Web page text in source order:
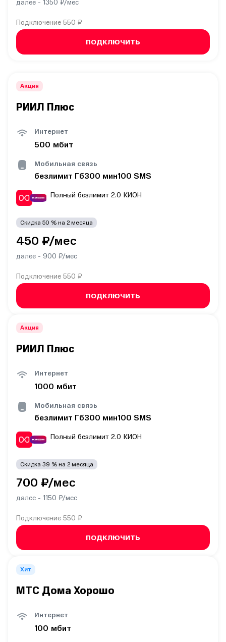
далее - 1350 ₽/мес
Подключение 550 ₽
ПОДКЛЮЧИТЬ
Акция
РИИЛ Плюс
Интернет
500 мбит
Мобильная связь
безлимит Гб300 мин100 SMS
Полный безлимит 2.0 КИОН
Скидка 50 % на 2месяца
450 ₽/мес
далее - 900 ₽/мес
Подключение 550 ₽
ПОДКЛЮЧИТЬ
Акция
РИИЛ Плюс
Интернет
1000 мбит
Мобильная связь
безлимит Гб300 мин100 SMS
Полный безлимит 2.0 КИОН
Скидка 39 % на 2месяца
700 ₽/мес
далее - 1150 ₽/мес
Подключение 550 ₽
ПОДКЛЮЧИТЬ
Хит
МТС Дома Хорошо
Интернет
100 мбит